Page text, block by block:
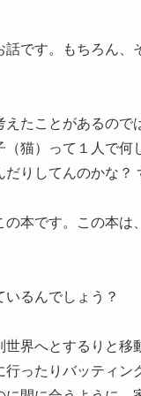
です。もちろん
たことがあるので
猫）って１人で何
りしてんのかな？
本です。この本
るんでしょう？
界へとするりと
ったりバッティ